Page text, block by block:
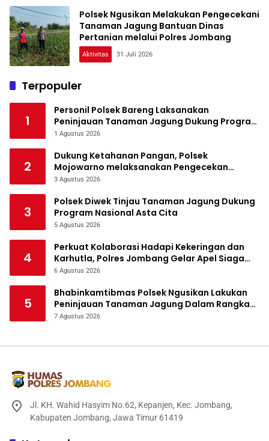
Polsek Ngusikan Melakukan Pengecekani
Tanaman Jagung Bantuan Dinas
Pertanian melalui Polres Jombang
Aktivitas 31 Juli 2026
Terpopuler
1
Personil Polsek Bareng Laksanakan
Peninjauan Tanaman Jagung Dukung Program
Ketahanan Pangan
1 Agustus 2026
2
Dukung Ketahanan Pangan, Polsek
Mojowarno melaksanakan Pengecekan
Tanaman Jagung
3 Agustus 2026
3
Polsek Diwek Tinjau Tanaman Jagung Dukung
Program Nasional Asta Cita
5 Agustus 2026
4
Perkuat Kolaborasi Hadapi Kekeringan dan
Karhutla, Polres Jombang Gelar Apel Siaga
Bencana
6 Agustus 2026
5
Bhabinkamtibmas Polsek Ngusikan Lakukan
Peninjauan Tanaman Jagung Dalam Rangka
Mendukung Ketahanan Pangan
7 Agustus 2026
Jl. KH. Wahid Hasyim No.62, Kepanjen, Kec. Jombang,
Kabupaten Jombang, Jawa Timur 61419